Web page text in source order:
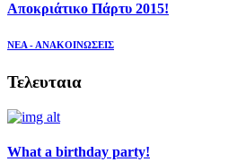
Αποκριάτικο Πάρτυ 2015!
ΝΕΑ - ΑΝΑΚΟΙΝΩΣΕΙΣ
Τελευταια
What a birthday party!